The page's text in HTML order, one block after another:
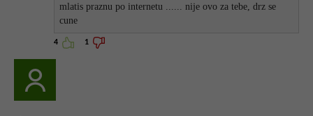
mlatis praznu po internetu ...... nije ovo za tebe, drz se
cune
4 1